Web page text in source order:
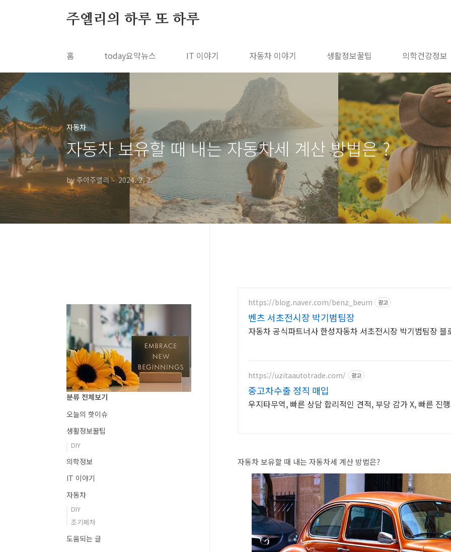
주엘리의 하루 또 하루
홈 today요약뉴스 IT 이야기 자동차 이야기 생활정보꿀팁 의학건강정보
자동차
자동차 보유할 때 내는 자동차세 계산 방법은 ?
by 주아주엘리 2024. 2. 2.
https://blog.naver.com/benz_beum 광고
벤츠 서초전시장 박기범팀장
자동차 공식파트너사 한성자동차 서초전시장 박기범팀장 블
https://uzitaautotrade.com/ 광고
중고차수출 정직 매입
우지타무역, 빠른 상담 합리적인 견적, 부당 감가 X, 빠른 진
자동차 보유할 때 내는 자동차세 계산 방법은?
분류 전체보기
오늘의 핫이슈
생활정보꿀팁
DIY
의학정보
IT 이야기
자동차
DIY
조기폐차
도움되는 글